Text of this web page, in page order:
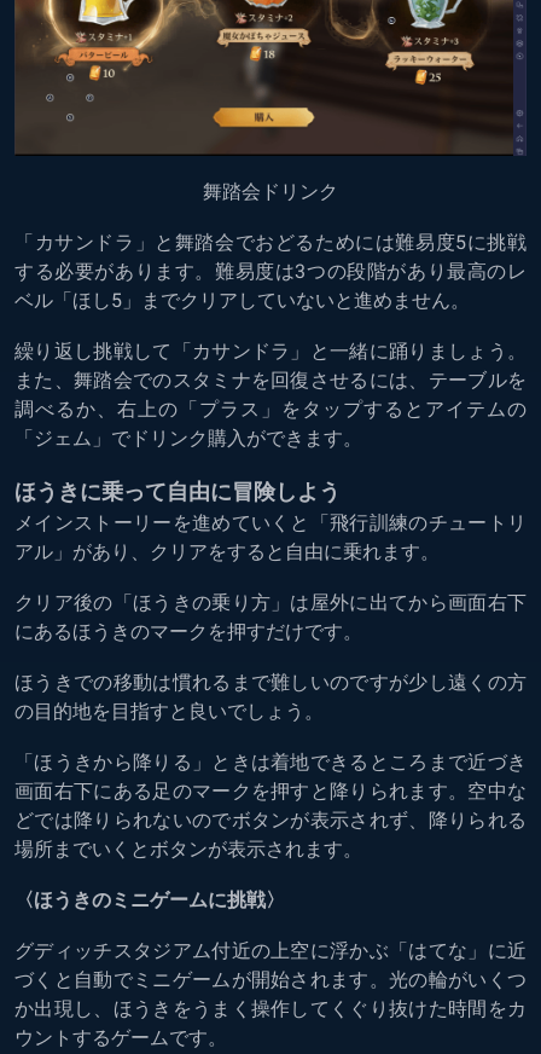
舞踏会ドリンク
「カサンドラ」と舞踏会でおどるためには難易度5に挑戦
する必要があります。難易度は3つの段階があり最高のレ
ベル「ほし5」までクリアしていないと進めません。
繰り返し挑戦して「カサンドラ」と一緒に踊りましょう。
また、舞踏会でのスタミナを回復させるには、テーブルを
調べるか、右上の「プラス」をタップするとアイテムの
「ジェム」でドリンク購入ができます。
ほうきに乗って自由に冒険しよう
メインストーリーを進めていくと「飛行訓練のチュートリ
アル」があり、クリアをすると自由に乗れます。
クリア後の「ほうきの乗り方」は屋外に出てから画面右下
にあるほうきのマークを押すだけです。
ほうきでの移動は慣れるまで難しいのですが少し遠くの方
の目的地を目指すと良いでしょう。
「ほうきから降りる」ときは着地できるところまで近づき
画面右下にある足のマークを押すと降りられます。空中な
どでは降りられないのでボタンが表示されず、降りられる
場所までいくとボタンが表示されます。
〈ほうきのミニゲームに挑戦〉
グディッチスタジアム付近の上空に浮かぶ「はてな」に近
づくと自動でミニゲームが開始されます。光の輪がいくつ
か出現し、ほうきをうまく操作してくぐり抜けた時間をカ
ウントするゲームです。